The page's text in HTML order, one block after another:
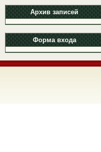
Архив записей
Форма входа